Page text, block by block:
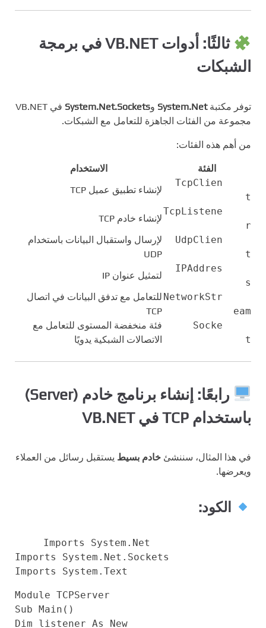
ثالثًا: أدوات VB.NET في برمجة
الشبكات
توفر مكتبةSystem.Net وSystem.Net.Sockets
في VB.NET
مجموعة من الفئات الجاهزة للتعامل مع الشبكات.
من أهم هذه الفئات:
الفئة
الاستخدام
TcpClien
t
لإنشاء تطبيق عميل TCP
TcpListene
r
لإنشاء خادم TCP
UdpClien
t
لإرسال واستقبال البيانات باستخدام
UDP
IPAddres
s
لتمثيل عنوان IP
NetworkStr
eam
للتعامل مع تدفق البيانات في اتصال
TCP
Socke
t
فئة منخفضة المستوى للتعامل مع
الاتصالات الشبكية يدويًا
رابعًا: إنشاء برنامج خادم (Server)
باستخدام TCP في VB.NET
في هذا المثال، سننشئ خادم بسيط يستقبل رسائل من العملاء
ويعرضها.
الكود:
Imports
System.Net
Imports
System.Net.Sockets
Imports
System. Text
Module TCPServer
Sub Main()
Dim listener As
New